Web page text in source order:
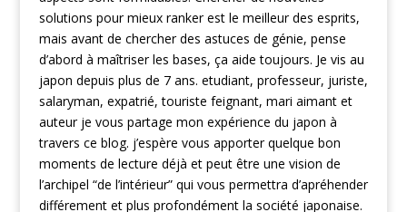
solutions pour mieux ranker est le meilleur des esprits,
mais avant de chercher des astuces de génie, pense
d’abord à maîtriser les bases, ça aide toujours. Je vis au
japon depuis plus de 7 ans. etudiant, professeur, juriste,
salaryman, expatrié, touriste feignant, mari aimant et
auteur je vous partage mon expérience du japon à
travers ce blog. j’espère vous apporter quelque bon
moments de lecture déjà et peut être une vision de
l’archipel “de l’intérieur” qui vous permettra d’apréhender
différement et plus profondément la société japonaise.